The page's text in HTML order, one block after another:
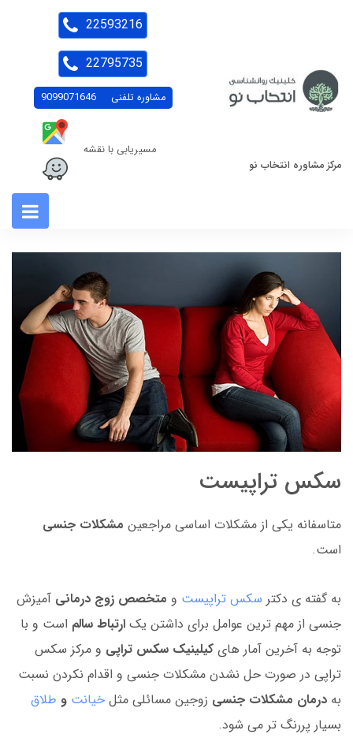
مرکز مشاوره انتخاب نو
مشاوره تلفنی 9099071646
مسیریابی با نقشه
22593216
22795735
سکس تراپیست
متاسفانه یکی از مشکلات اساسی مراجعین مشکلات جنسی
است.
به گفته ی دکتر سکس تراپیست و متخصص زوج درمانی آمیزش
جنسی از مهم ترین عوامل برای داشتن یک ارتباط سالم است و با
توجه به آخرین آمار های کیلینیک سکس تراپی و مرکز سکس
تراپی در صورت حل نشدن مشکلات جنسی و اقدام نکردن نسبت
به درمان مشکلات جنسی زوجین مسائلی مثل خیانت و طلاق
بسیار پررنگ تر می شود.